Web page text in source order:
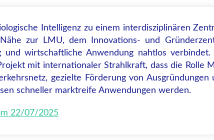
Intelligenz zu einem interdisziplinären
zur LMU, dem Innovations- und
wirtschaftliche Anwendung nahtlos
mit internationaler Strahlkraft, dass die
gezielte Förderung von
schneller marktreife Anwendungen werden.
22/07/2025